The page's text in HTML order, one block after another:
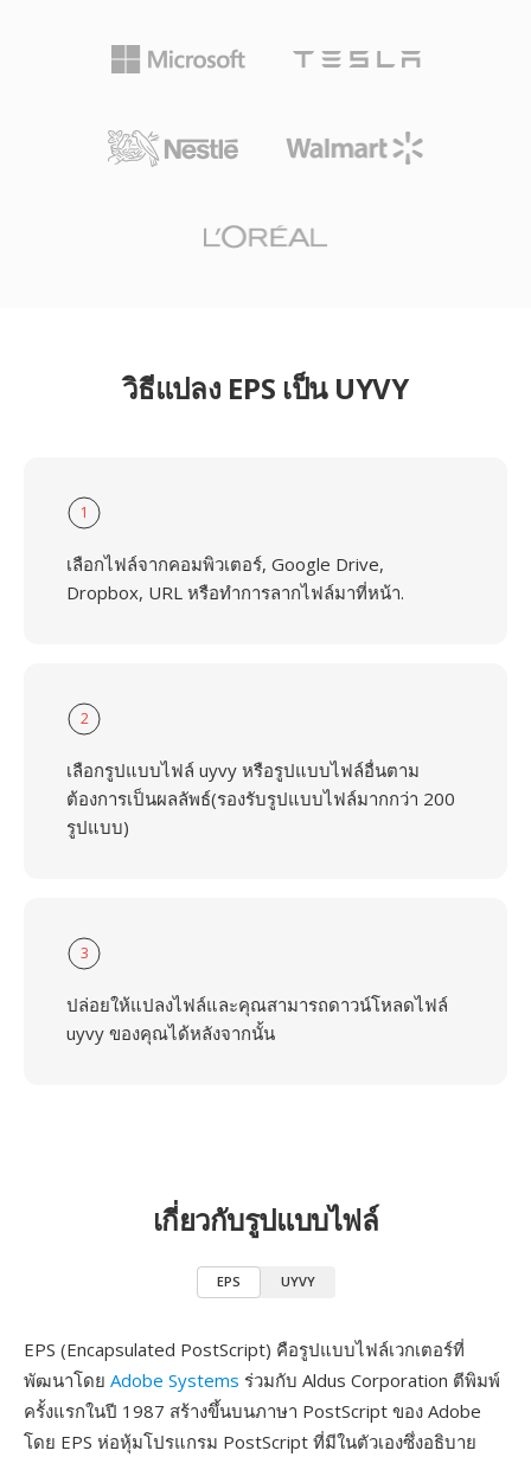
วิธีแปลง EPS เป็น UYVY
1
เลือกไฟล์จากคอมพิวเตอร์, Google Drive,
Dropbox, URL หรือทำการลากไฟล์มาที่หน้า.
2
เลือกรูปแบบไฟล์ uyvy หรือรูปแบบไฟล์อื่นตาม
ต้องการเป็นผลลัพธ์(รองรับรูปแบบไฟล์มากกว่า 200
รูปแบบ)
3
ปล่อยให้แปลงไฟล์และคุณสามารถดาวน์โหลดไฟล์
uyvy ของคุณได้หลังจากนั้น
เกี่ยวกับรูปแบบไฟล์
EPS UYVY
EPS (Encapsulated PostScript) คือรูปแบบไฟล์เวกเตอร์ที่
พัฒนาโดย Adobe Systems ร่วมกับ Aldus Corporation ตีพิมพ์
ครั้งแรกในปี 1987 สร้างขึ้นบนภาษา PostScript ของ Adobe
โดย EPS ห่อหุ้มโปรแกรม PostScript ที่มีในตัวเองซึ่งอธิบาย